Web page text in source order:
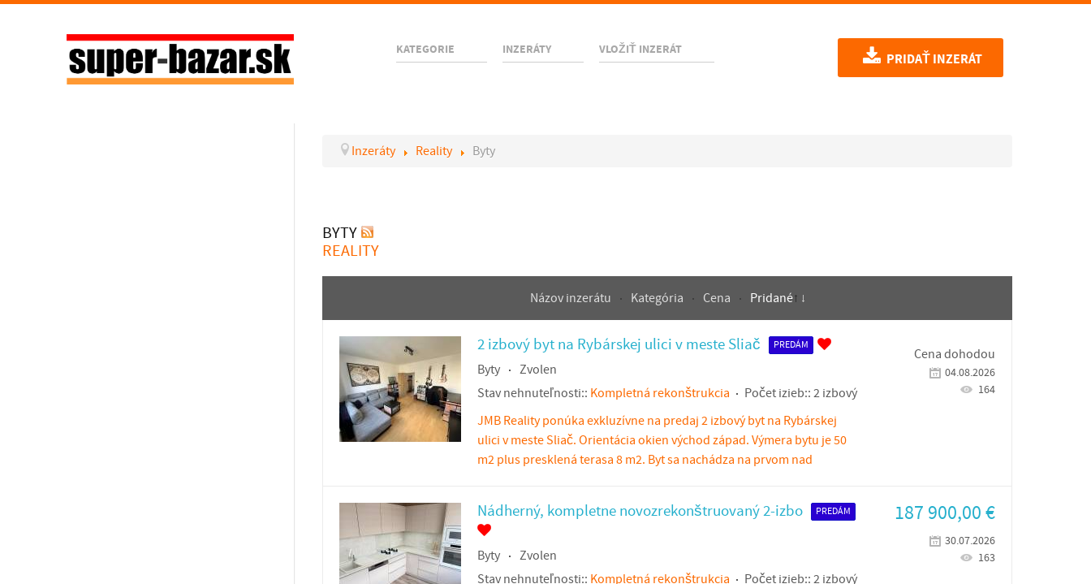
KATEGORIE INZERÁTY VLOŽIŤ INZERÁT
PRIDAŤ INZERÁT
Inzeráty Reality Byty
BYTY
REALITY
Názov inzerátu Kategória Cena Pridané
2 izbový byt na Rybárskej ulici v meste Sliač PREDÁM
Byty
Zvolen
Stav nehnuteľnosti:: Kompletná rekonštrukcia Počet izieb:: 2 izbový
JMB Reality ponúka exkluzívne na predaj 2 izbový byt na Rybárskej
ulici v meste Sliač. Orientácia okien východ západ. Výmera bytu je 50
m2 plus presklená terasa 8 m2. Byt sa nachádza na prvom nad
Cena dohodou
04.08.2026
164
Nádherný, kompletne novozrekonštruovaný 2-izbo PREDÁM
Byty
Zvolen
Stav nehnuteľnosti:: Kompletná rekonštrukcia Počet izieb:: 2 izbový
187 900,00€
30.07.2026
163